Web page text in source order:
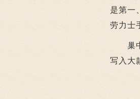
是第一
劳力士
巢中
写入大